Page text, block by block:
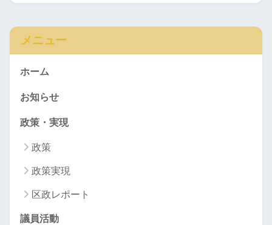
メニュー
ホーム
お知らせ
政策・実現
政策
政策実現
区政レポート
議員活動